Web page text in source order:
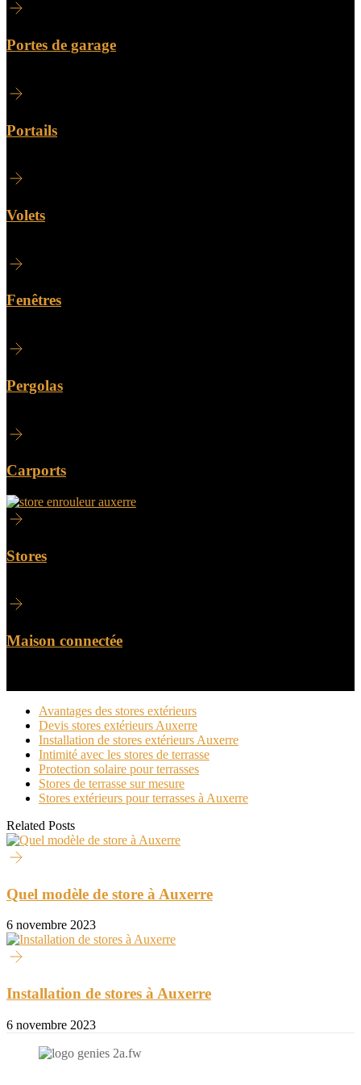
Portes de garage
Portails
Volets
Fenêtres
Pergolas
Carports
Stores
Maison connectée
Avantages des stores extérieurs
Devis stores extérieurs Auxerre
Installation de stores extérieurs Auxerre
Intimité avec les stores de terrasse
Protection solaire pour terrasses
Stores de terrasse sur mesure
Stores extérieurs pour terrasses à Auxerre
Related Posts
Quel modèle de store à Auxerre
6 novembre 2023
Installation de stores à Auxerre
6 novembre 2023